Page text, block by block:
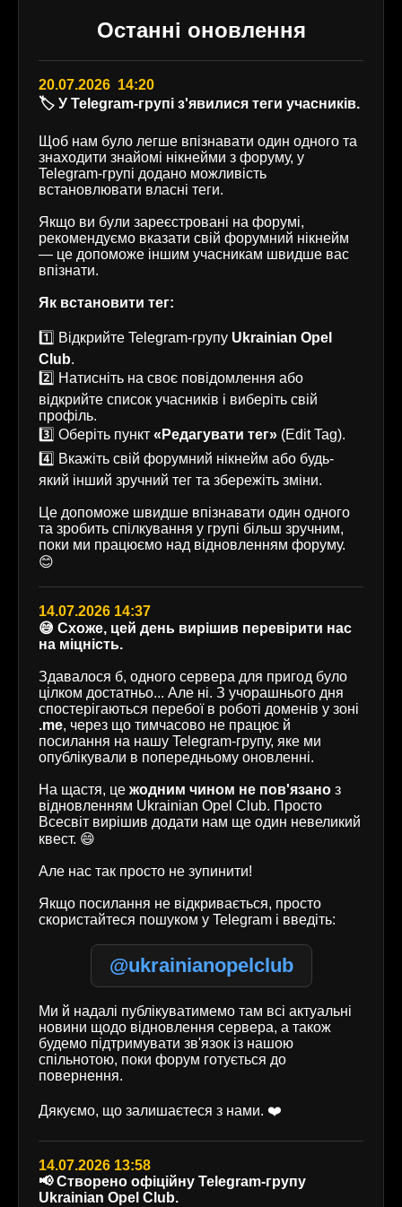
Останні оновлення
20.07.2026 14:20
🏷️ У Telegram-групі з'явилися теги учасників.
Щоб нам було легше впізнавати один одного та
знаходити знайомі нікнейми з форуму, у
Telegram-групі додано можливість
встановлювати власні теги.
Якщо ви були зареєстровані на форумі,
рекомендуємо вказати свій форумний нікнейм
— це допоможе іншим учасникам швидше вас
впізнати.
Як встановити тег:
1️⃣ Відкрийте Telegram-групу Ukrainian Opel
Club.
2️⃣ Натисніть на своє повідомлення або
відкрийте список учасників і виберіть свій
профіль.
3️⃣ Оберіть пункт «Редагувати тег» (Edit Tag).
4️⃣ Вкажіть свій форумний нікнейм або будь-
який інший зручний тег та збережіть зміни.
Це допоможе швидше впізнавати один одного
та зробить спілкування у групі більш зручним,
поки ми працюємо над відновленням форуму.
😊
14.07.2026 14:37
😅 Схоже, цей день вирішив перевірити нас
на міцність.
Здавалося б, одного сервера для пригод було
цілком достатньо... Але ні. З учорашнього дня
спостерігаються перебої в роботі доменів у зоні
.me, через що тимчасово не працює й
посилання на нашу Telegram-групу, яке ми
опублікували в попередньому оновленні.
На щастя, це жодним чином не пов'язано з
відновленням Ukrainian Opel Club. Просто
Всесвіт вирішив додати нам ще один невеликий
квест. 😄
Але нас так просто не зупинити!
Якщо посилання не відкривається, просто
скористайтеся пошуком у Telegram і введіть:
@ukrainianopelclub
Ми й надалі публікуватимемо там всі актуальні
новини щодо відновлення сервера, а також
будемо підтримувати зв'язок із нашою
спільнотою, поки форум готується до
повернення.
Дякуємо, що залишаєтеся з нами. ❤️
14.07.2026 13:58
📢 Створено офіційну Telegram-групу
Ukrainian Opel Club.